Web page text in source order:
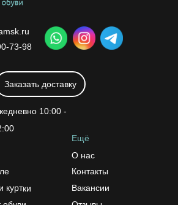
Заказать доставку
куртки
Контакты
О нас
Вакансии
Ещё
10:00 -
73-98